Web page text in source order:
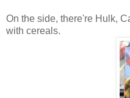
On the side, there're Hulk,
with cereals.